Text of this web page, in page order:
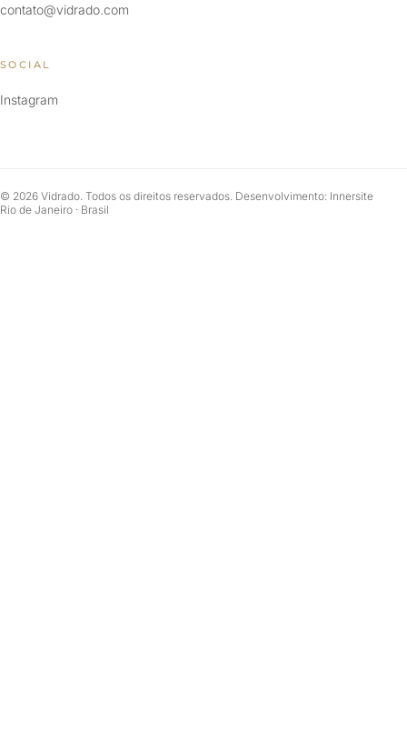
contato@vidrado.com
SOCIAL
Instagram
© 2026 Vidrado. Todos os direitos reservados. Desenvolvimento: Innersite
Rio de Janeiro · Brasil